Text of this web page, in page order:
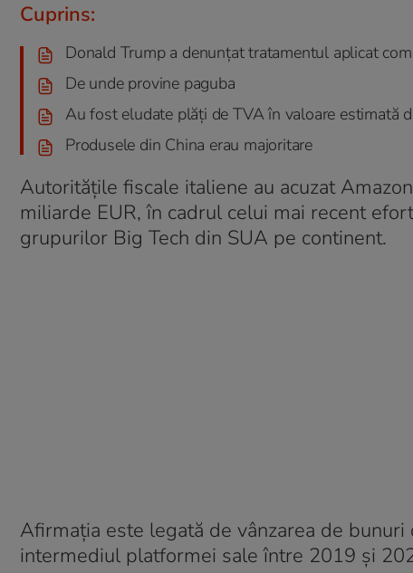
Cuprins:
Donald Trump a denunțat tratamentul aplicat
De unde provine paguba
Au fost eludate plăți de TVA în valoare estimată
Produsele din China erau majoritare
Autoritățile fiscale italiene au acuzat
miliarde EUR, în cadrul celui mai recent
grupurilor Big Tech din SUA pe continent.
Afirmația este legată de vânzarea de
intermediul platformei sale între 2019 și